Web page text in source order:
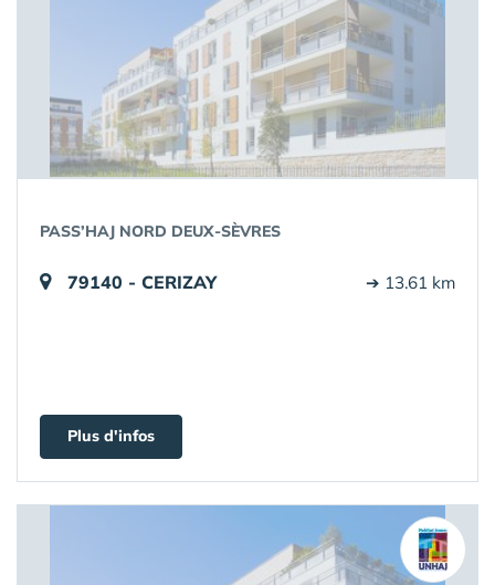
PASS’HAJ NORD DEUX-SÈVRES
79140 - CERIZAY ➔ 13.61 km
Plus d'infos